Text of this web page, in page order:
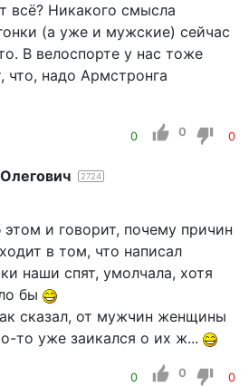
всё? Никакого смысла
(а уже и мужские) сейчас
В велоспорте у нас тоже
что, надо Армстронга
0 0 0
2724
этом и говорит, почему причин
в том, что написал
наши спят, умолчала, хотя
бы
сказал, от мужчин женщины
то уже заикался о их ж...
0 0 0